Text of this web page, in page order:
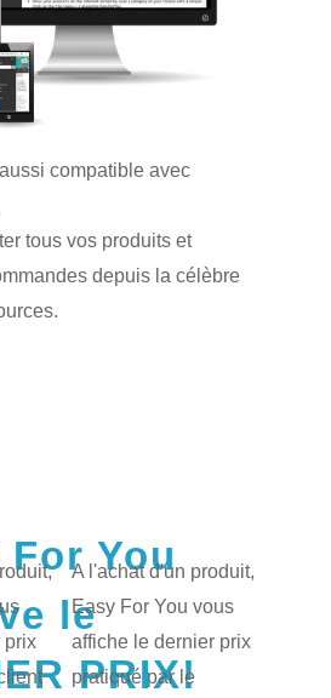
compatible avec
tous vos produits et
depuis la célèbre
For You
le
PRIX!
prix
A l'achat d'un produit,
Easy For You vous
affiche le dernier prix
pratiqué par le